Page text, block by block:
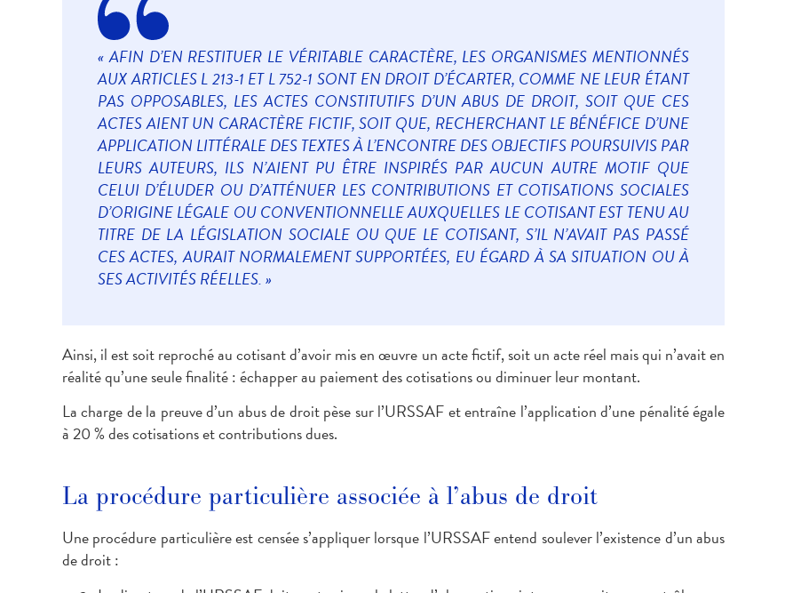
« AFIN D’EN RESTITUER LE VÉRITABLE CARACTÈRE, LES ORGANISMES MENTIONNÉS
AUX ARTICLES L 213-1 ET L 752-1 SONT EN DROIT D’ÉCARTER, COMME NE LEUR ÉTANT
PAS OPPOSABLES, LES ACTES CONSTITUTIFS D’UN ABUS DE DROIT, SOIT QUE CES
ACTES AIENT UN CARACTÈRE FICTIF, SOIT QUE, RECHERCHANT LE BÉNÉFICE D’UNE
APPLICATION LITTÉRALE DES TEXTES À L’ENCONTRE DES OBJECTIFS POURSUIVIS PAR
LEURS AUTEURS, ILS N’AIENT PU ÊTRE INSPIRÉS PAR AUCUN AUTRE MOTIF QUE
CELUI D’ÉLUDER OU D’ATTÉNUER LES CONTRIBUTIONS ET COTISATIONS SOCIALES
D’ORIGINE LÉGALE OU CONVENTIONNELLE AUXQUELLES LE COTISANT EST TENU AU
TITRE DE LA LÉGISLATION SOCIALE OU QUE LE COTISANT, S’IL N’AVAIT PAS PASSÉ
CES ACTES, AURAIT NORMALEMENT SUPPORTÉES, EU ÉGARD À SA SITUATION OU À
SES ACTIVITÉS RÉELLES. »
Ainsi, il est soit reproché au cotisant d’avoir mis en œuvre un acte fictif, soit un acte réel mais qui n’avait en
réalité qu’une seule finalité : échapper au paiement des cotisations ou diminuer leur montant.
La charge de la preuve d’un abus de droit pèse sur l’URSSAF et entraîne l’application d’une pénalité égale
à 20 % des cotisations et contributions dues.
La procédure particulière associée à l’abus de droit
Une procédure particulière est censée s’appliquer lorsque l’URSSAF entend soulever l’existence d’un abus
de droit :